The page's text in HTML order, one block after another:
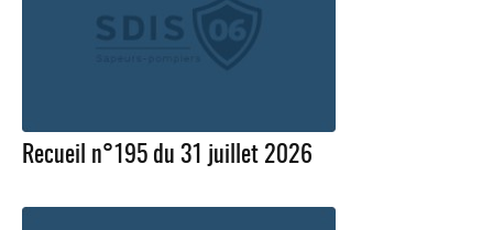
Recueil n°195 du 31 juillet 2026